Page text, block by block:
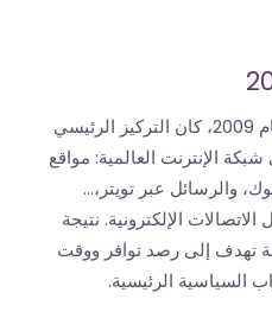
خلال الانتخابات البلجيكية في عام 2009، كان التركيز الرئيسي
الإنترنت العالمية: مواقع
والرسائل عبر تويتر،...
الإلكترونية. نتيجة
تهدف إلى رصد توافر ووقت
السياسية الرئيسية.